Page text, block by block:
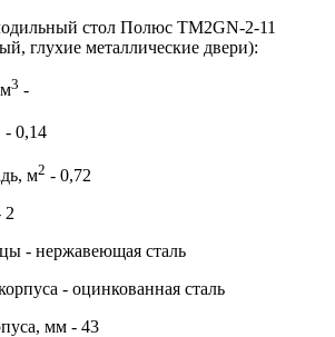
стол Полюс TM2GN-2-11
глухие металлические двери):
3 -
- 0,14
м2 - 0,72
2
- нержавеющая сталь
- оцинкованная сталь
мм - 43